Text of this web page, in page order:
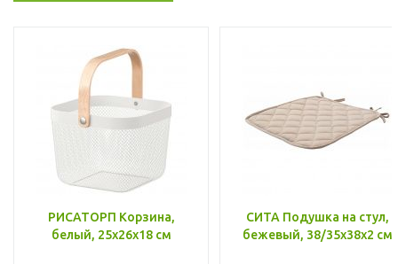
РИСАТОРП Корзина,
белый, 25x26x18 см
СИТА Подушка на стул,
бежевый, 38/35x38x2 см